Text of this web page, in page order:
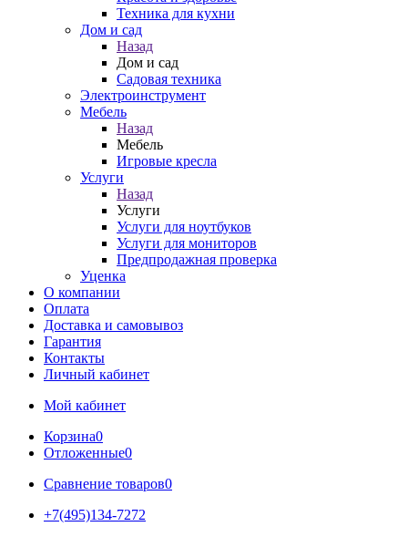
Техника для кухни
Дом и сад
Назад
Дом и сад
Садовая техника
Электроинструмент
Мебель
Назад
Мебель
Игровые кресла
Услуги
Назад
Услуги
Услуги для ноутбуков
Услуги для мониторов
Предпродажная проверка
Уценка
О компании
Оплата
Доставка и самовывоз
Гарантия
Контакты
Личный кабинет
Мой кабинет
Корзина0
Отложенные0
Сравнение товаров0
+7(495)134-7272